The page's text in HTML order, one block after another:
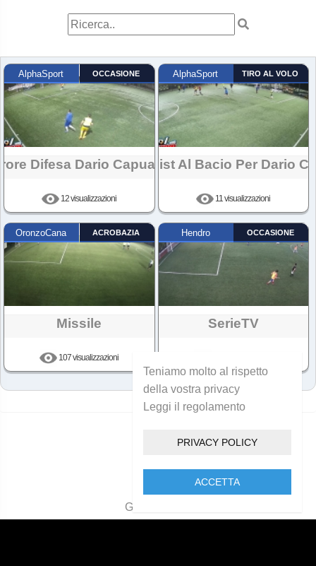
AlphaSport OCCASIONE
Difesa Dario Capuano
12 visualizzazioni
AlphaSport TIRO AL VOLO
Assist Al Bacio Per Dario
11 visualizzazioni
OronzoCana ACROBAZIA
Missile
107 visualizzazioni
Hendro OCCASIONE
SerieTV
Teniamo molto al rispetto
della vostra privacy
Leggi il regolamento
PRIVACY POLICY
ACCETTA
Golcam 2021